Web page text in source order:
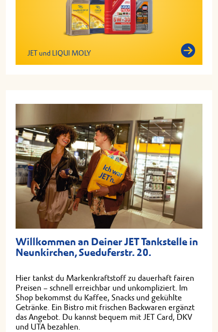
JET und LIQUI MOLY
Willkommen an Deiner JET Tankstelle in
Neunkirchen, Sueduferstr. 20.
Hier tankst du Markenkraftstoff zu dauerhaft fairen
Preisen – schnell erreichbar und unkompliziert. Im
Shop bekommst du Kaffee, Snacks und gekühlte
Getränke. Ein Bistro mit frischen Backwaren ergänzt
das Angebot. Du kannst bequem mit JET Card, DKV
und UTA bezahlen.